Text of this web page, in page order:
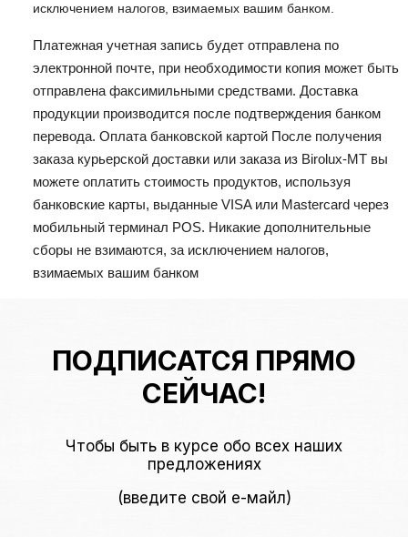
исключением налогов, взимаемых вашим банком.
Платежная учетная запись будет отправлена ​​по
электронной почте, при необходимости копия может быть
отправлена ​​факсимильными средствами. Доставка
продукции производится после подтверждения банком
перевода. Оплата банковской картой После получения
заказа курьерской доставки или заказа из Birolux-MT вы
можете оплатить стоимость продуктов, используя
банковские карты, выданные VISA или Mastercard через
мобильный терминал POS. Никакие дополнительные
сборы не взимаются, за исключением налогов,
взимаемых вашим банком
ПОДПИСАТСЯ ПРЯМО
СЕЙЧАС!
Чтобы быть в курсе обо всех наших
предложениях
(введите свой е-майл)